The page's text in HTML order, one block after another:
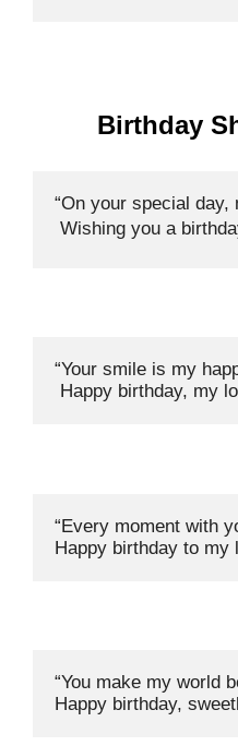
Birthday
“On your special day,
Wishing you a
“Your smile is my
Happy birthday, my
“Every moment with
Happy birthday to my
“You make my world
Happy birthday,